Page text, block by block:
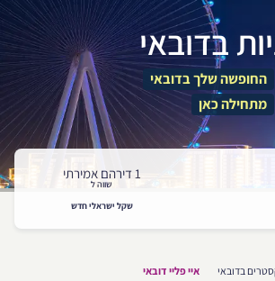
בדובאי
החופשה שלך בדובאי
מתחילה כאן
1 דירהם אמירתי
שווה ל
שקל ישראלי חדש
בדובאי איי פליי דובאי